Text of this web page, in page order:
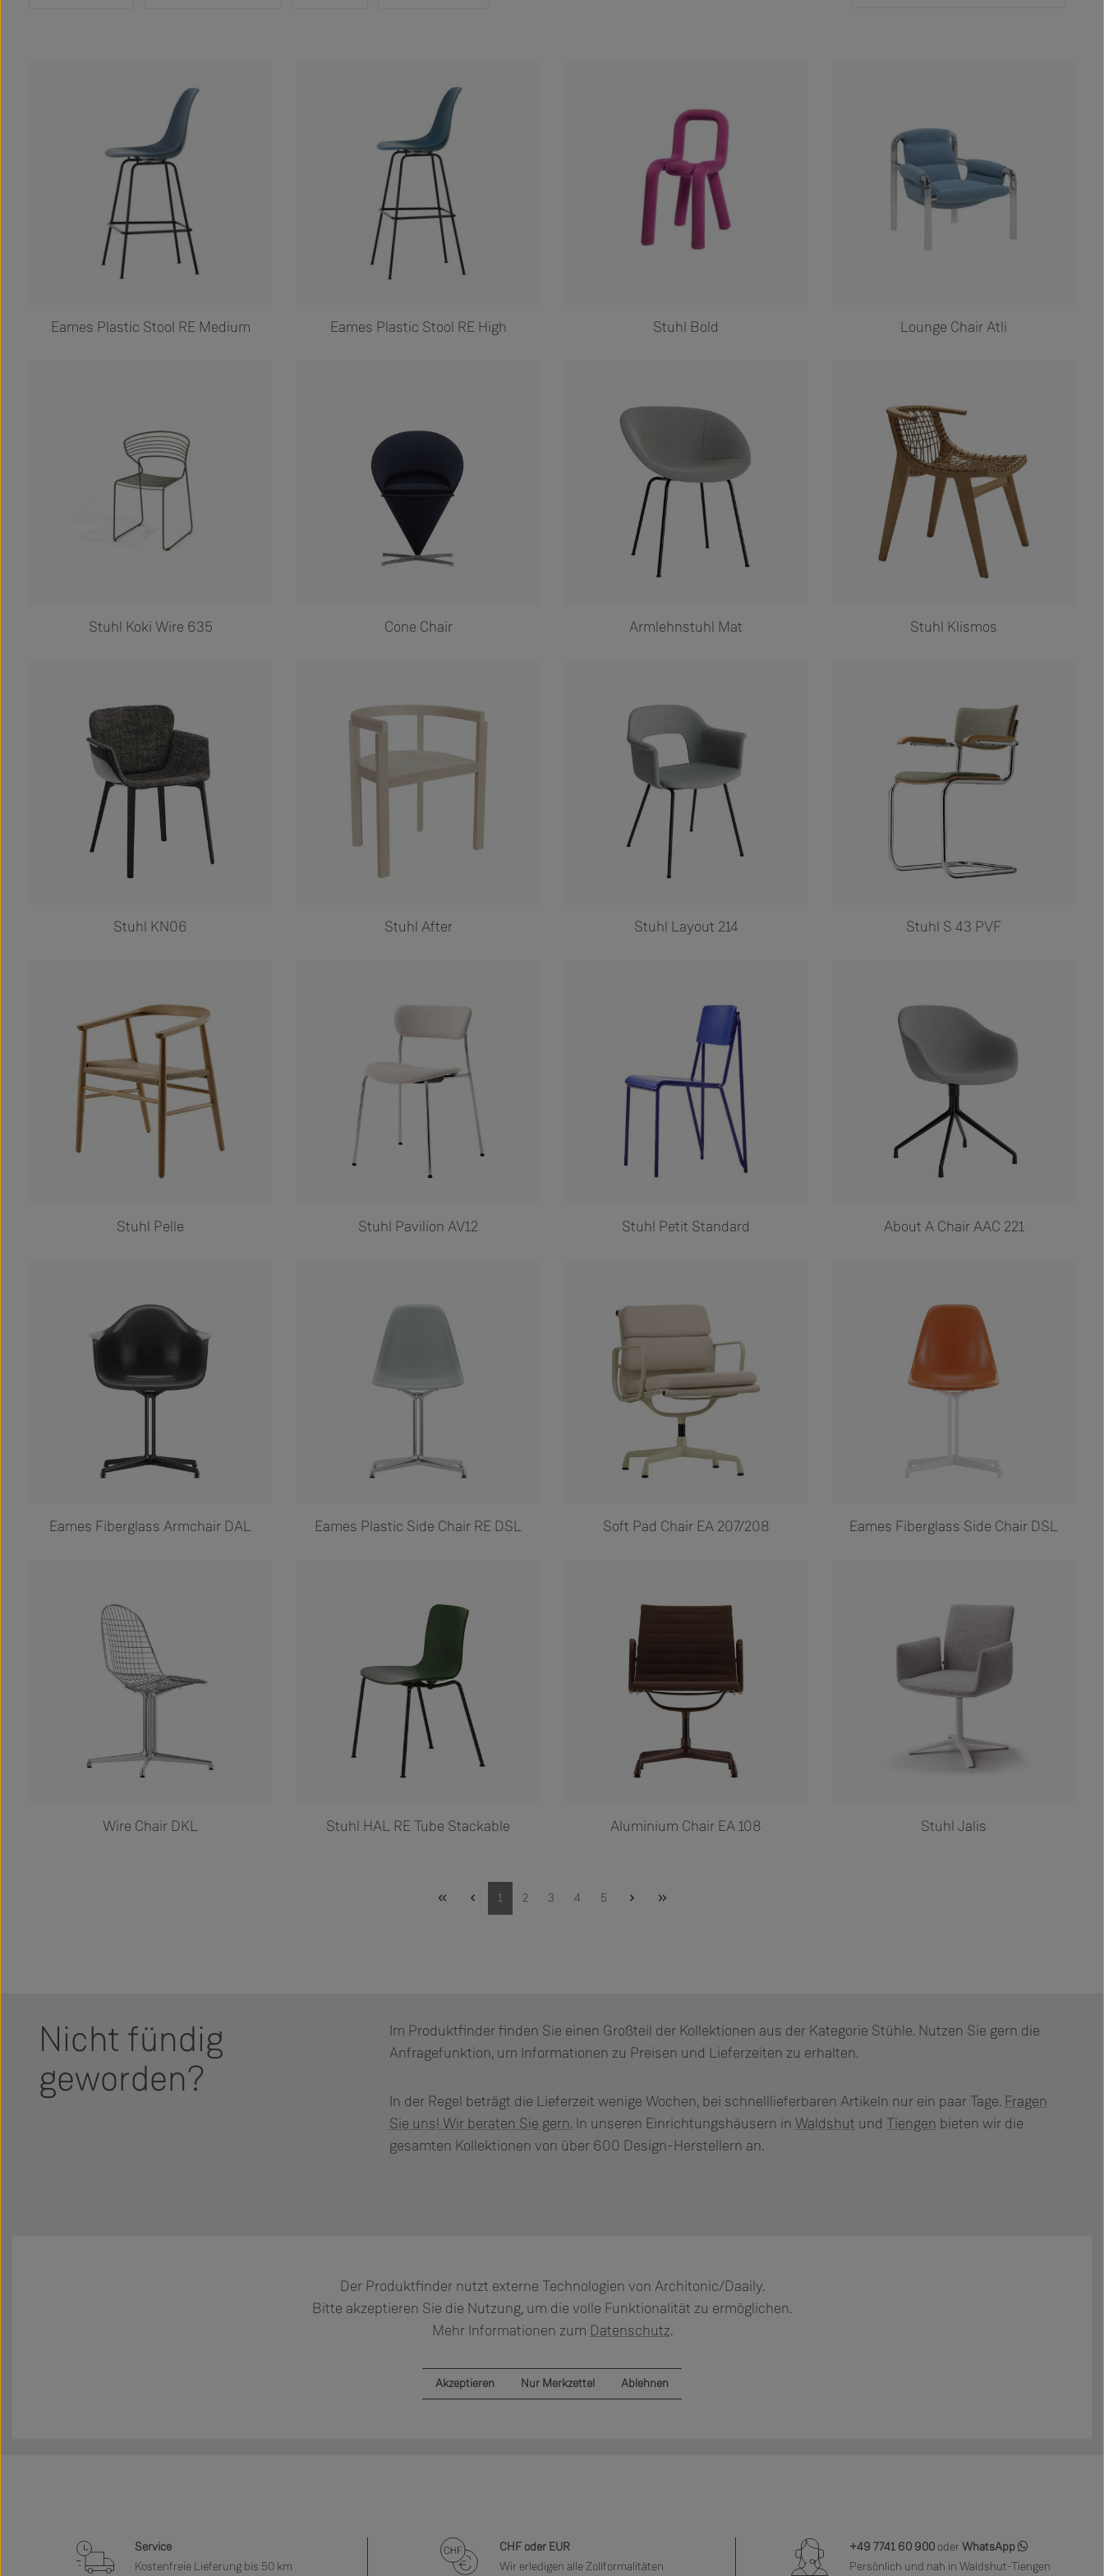
Eames Plastic Stool RE Medium Eames Plastic Stool RE High Stuhl Bold Lounge Chair Atli
Stuhl Koki Wire 635 Cone Chair Armlehnstuhl Mat Stuhl Klismos
Stuhl KN06 Stuhl After Stuhl Layout 214 Stuhl S 43 PVF
Stuhl Pelle Stuhl Pavilion AV12 Stuhl Petit Standard About A Chair AAC 221
Eames Fiberglass Armchair DAL Eames Plastic Side Chair RE DSL Soft Pad Chair EA 207/208 Eames Fiberglass Side Chair DSL
Wire Chair DKL Stuhl HAL RE Tube Stackable Aluminium Chair EA 108 Stuhl Jalis
Seite
1 Seite
2 Seite
3 Seite
4 Seite
5
Nicht fündig
geworden?
Im Produktfinder finden Sie einen Großteil der Kollektionen aus der Kategorie Stühle. Nutzen Sie gern die
Anfragefunktion, um Informationen zu Preisen und Lieferzeiten zu erhalten.
In der Regel beträgt die Lieferzeit wenige Wochen, bei schnelllieferbaren Artikeln nur ein paar Tage. Fragen
Sie uns! Wir beraten Sie gern.In unseren Einrichtungshäusern in Waldshut und Tiengen bieten wir die
gesamten Kollektionen von über 600 Design-Herstellern an.
Der Produktfinder nutzt externe Technologien von Architonic/Daaily.
Bitte akzeptieren Sie die Nutzung, um die volle Funktionalität zu ermöglichen.
Mehr Informationen zum Datenschutz.
Akzeptieren Nur Merkzettel Ablehnen
Service
Kostenfreie Lieferung bis 50 km
CHF oder EUR
Wir erledigen alle Zollformalitäten
+49 7741 60 900oder WhatsApp
Persönlich und nah in Waldshut-Tiengen